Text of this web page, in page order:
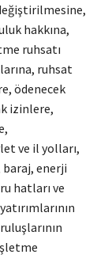
hakkına,
ruhsatı
ruhsat
ödenecek
izinlere,
ve il yolları,
enerji
hatları ve